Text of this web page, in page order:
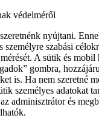
védelméről
nyújtani.
személyre szabási
A sütik és
gombra,
is. Ha nem szeretné
személyes adatokat
adminisztrátor és